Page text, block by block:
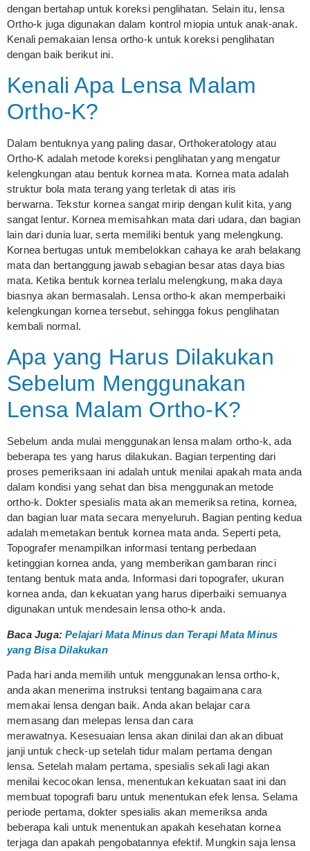
dengan bertahap untuk koreksi penglihatan. Selain itu, lensa
Ortho-k juga digunakan dalam kontrol miopia untuk anak-anak.
Kenali pemakaian lensa ortho-k untuk koreksi penglihatan
dengan baik berikut ini.
Kenali Apa Lensa Malam
Ortho-K?
Dalam bentuknya yang paling dasar, Orthokeratology atau
Ortho-K adalah metode koreksi penglihatan yang mengatur
kelengkungan atau bentuk kornea mata. Kornea mata adalah
struktur bola mata terang yang terletak di atas iris
berwarna. Tekstur kornea sangat mirip dengan kulit kita, yang
sangat lentur. Kornea memisahkan mata dari udara, dan bagian
lain dari dunia luar, serta memiliki bentuk yang melengkung.
Kornea bertugas untuk membelokkan cahaya ke arah belakang
mata dan bertanggung jawab sebagian besar atas daya bias
mata. Ketika bentuk kornea terlalu melengkung, maka daya
biasnya akan bermasalah. Lensa ortho-k akan memperbaiki
kelengkungan kornea tersebut, sehingga fokus penglihatan
kembali normal.
Apa yang Harus Dilakukan
Sebelum Menggunakan
Lensa Malam Ortho-K?
Sebelum anda mulai menggunakan lensa malam ortho-k, ada
beberapa tes yang harus dilakukan. Bagian terpenting dari
proses pemeriksaan ini adalah untuk menilai apakah mata anda
dalam kondisi yang sehat dan bisa menggunakan metode
ortho-k. Dokter spesialis mata akan memeriksa retina, kornea,
dan bagian luar mata secara menyeluruh. Bagian penting kedua
adalah memetakan bentuk kornea mata anda. Seperti peta,
Topografer menampilkan informasi tentang perbedaan
ketinggian kornea anda, yang memberikan gambaran rinci
tentang bentuk mata anda. Informasi dari topografer, ukuran
kornea anda, dan kekuatan yang harus diperbaiki semuanya
digunakan untuk mendesain lensa otho-k anda.
Baca Juga:Pelajari Mata Minus dan Terapi Mata Minus
yang Bisa Dilakukan
Pada hari anda memilih untuk menggunakan lensa ortho-k,
anda akan menerima instruksi tentang bagaimana cara
memakai lensa dengan baik. Anda akan belajar cara
memasang dan melepas lensa dan cara
merawatnya. Kesesuaian lensa akan dinilai dan akan dibuat
janji untuk check-up setelah tidur malam pertama dengan
lensa. Setelah malam pertama, spesialis sekali lagi akan
menilai kecocokan lensa, menentukan kekuatan saat ini dan
membuat topografi baru untuk menentukan efek lensa. Selama
periode pertama, dokter spesialis akan memeriksa anda
beberapa kali untuk menentukan apakah kesehatan kornea
terjaga dan apakah pengobatannya efektif. Mungkin saja lensa